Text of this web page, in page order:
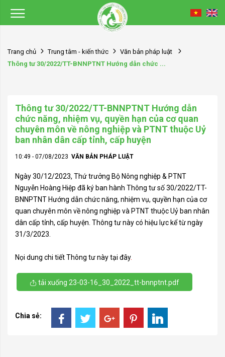
Trang chủ Trung tâm - kiến thức
Văn bản pháp luật
Thông tư 30/2022/TT-BNNPTNT Hướng dẫn chức ...
Thông tư 30/2022/TT-BNNPTNT Hướng dẫn
chức năng, nhiệm vụ, quyền hạn của cơ quan
chuyên môn về nông nghiệp và PTNT thuộc Uỷ
ban nhân dân cấp tỉnh, cấp huyện
10:49 - 07/08/2023 VĂN BẢN PHÁP LUẬT
Ngày 30/12/2023, Thứ trưởng Bộ Nông nghiệp & PTNT
Nguyễn Hoàng Hiệp đã ký ban hành Thông tư số 30/2022/TT-
BNNPTNT Hướng dẫn chức năng, nhiệm vụ, quyền hạn của cơ
quan chuyên môn về nông nghiệp và PTNT thuộc Uỷ ban nhân
dân cấp tỉnh, cấp huyện. Thông tư này có hiệu lực kể từ ngày
31/3/2023.
Nọi dung chi tiết Thông tư nàytại đây.
tải xuống 23-03-16_30_2022_tt-bnnptnt.pdf
Chia sẻ: